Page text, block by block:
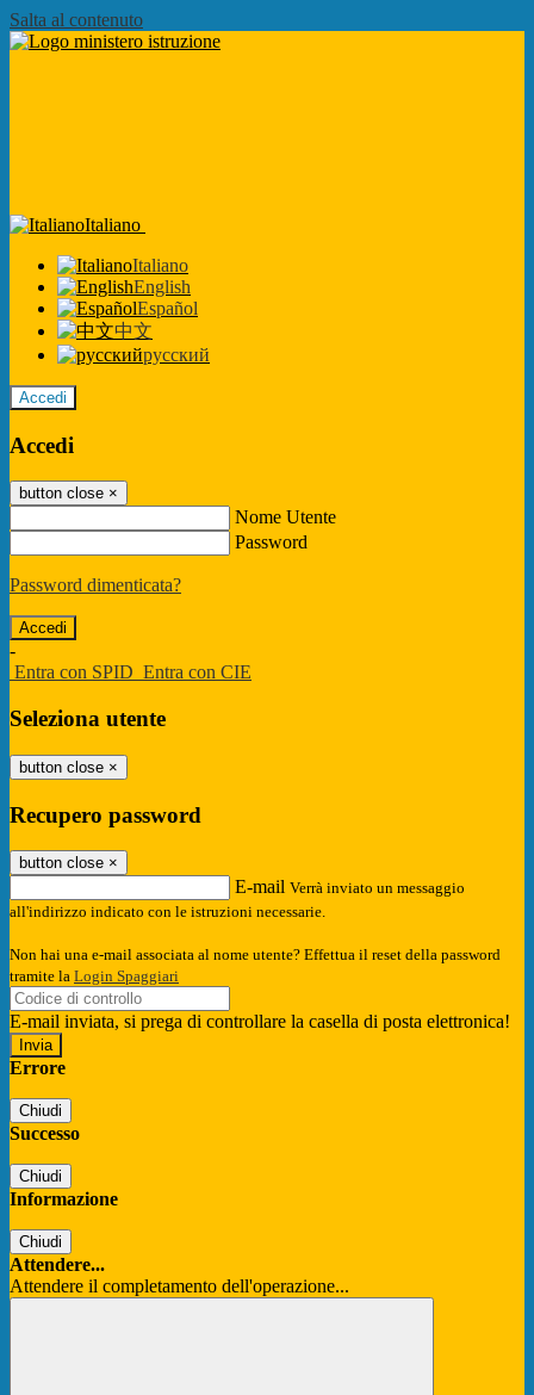
Salta al contenuto
Italiano
Italiano
English
Español
中文
русский
Accedi
Accedi
button close ×
Nome Utente
Password
Password dimenticata?
-
Entra con SPID Entra con CIE
Seleziona utente
button close ×
Recupero password
button close ×
E-mail Verrà inviato un messaggio
all'indirizzo indicato con le istruzioni necessarie.
Non hai una e-mail associata al nome utente? Effettua il reset della password
tramite la Login Spaggiari
E-mail inviata, si prega di controllare la casella di posta elettronica!
Errore
Chiudi
Successo
Chiudi
Informazione
Chiudi
Attendere...
Attendere il completamento dell'operazione...